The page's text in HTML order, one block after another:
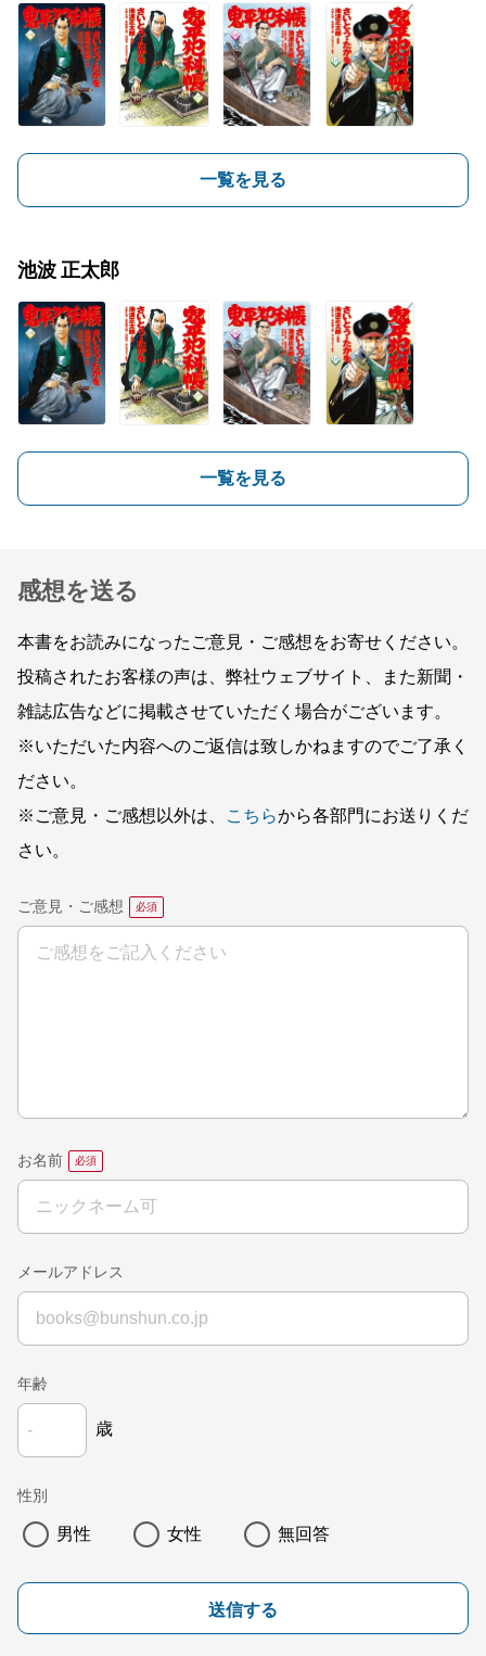
一覧を見る
池波 正太郎
一覧を見る
感想を送る
本書をお読みになったご意見・ご感想をお寄せください。
投稿されたお客様の声は、弊社ウェブサイト、また新聞・
雑誌広告などに掲載させていただく場合がございます。
※いただいた内容へのご返信は致しかねますのでご了承く
ださい。
※ご意見・ご感想以外は、
こちらから各部門にお送りくだ
さい。
ご意見・ご感想
お名前
メールアドレス
年齢
歳
性別
男性 女性 無回答
送信する